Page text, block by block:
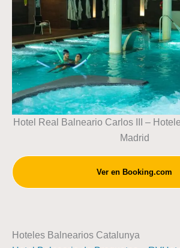
Hotel Real Balneario Carlos III –
Madrid
Ver en Booking.com
Hoteles Balnearios Catalunya